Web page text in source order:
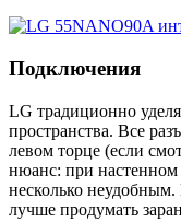
Подключения
LG традиционно
пространства. Все
левом торце (если
нюанс: при настенном
несколько
лучше продумать